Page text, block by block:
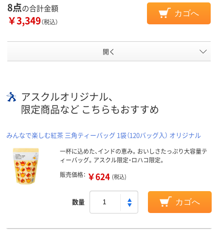
8点の合計金額
￥3,349（税込）
カゴへ
開く
アスクルオリジナル、
限定商品など こちらもおすすめ
みんなで楽しむ紅茶 三角ティーバッグ 1袋（120バッグ入） オリジナル
一杯に込めた、インドの恵み。おいしさたっぷり大容量テ
ィーバッグ。アスクル限定・ロハコ限定。
販売価格： ￥624 (税込)
数量 カゴへ